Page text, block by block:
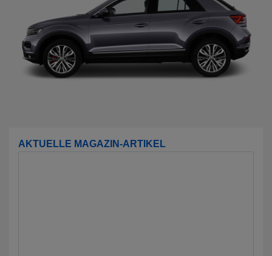
AKTUELLE MAGAZIN-ARTIKEL